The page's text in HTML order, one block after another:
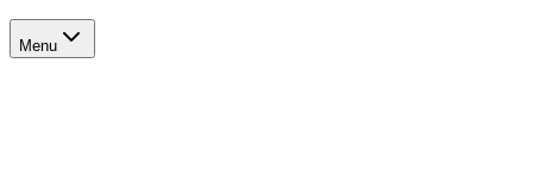
Menu